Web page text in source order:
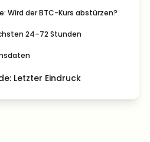
Wird der BTC-Kurs abstürzen?
24–72 Stunden
Letzter Eindruck